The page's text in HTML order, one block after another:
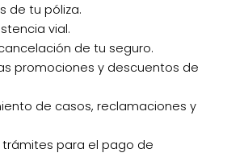
de tu póliza.
vial.
de tu seguro.
promociones y descuentos de
de casos, reclamaciones y
trámites para el pago de